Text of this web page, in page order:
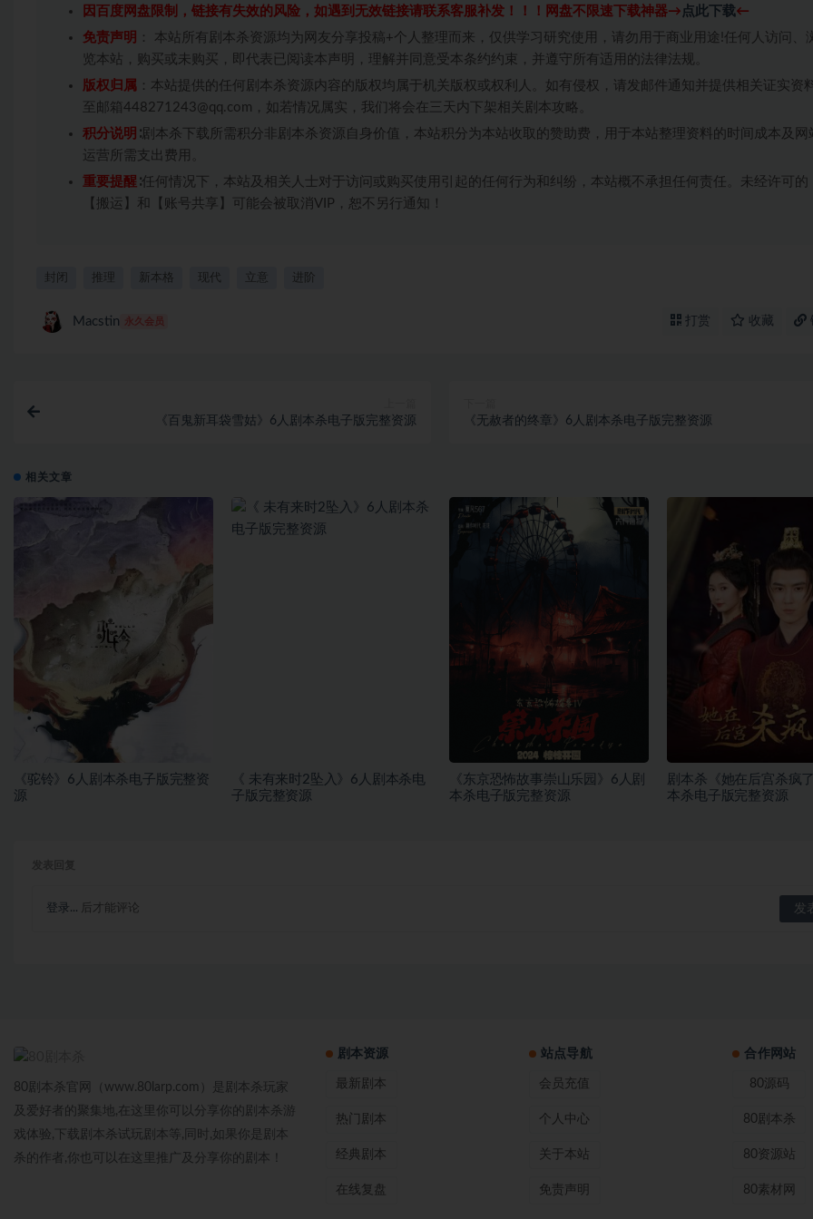
因百度网盘限制，链接有失效的风险，如遇到无效链接请联系客服补发！！！网盘不限速下载神器→ 点此下载←
免责声明 ： 本站所有剧本杀资源均为网友分享投稿+个人整理而来，仅供学习研究使用，请勿用于商业用途!任何人访问、
览本站，购买或未购买，即代表已阅读本声明，理解并同意受本条约约束，并遵守所有适用的法律法规。
版权归属 ：本站提供的任何剧本杀资源内容的版权均属于机关版权或权利人。如有侵权，请发邮件通知并提供相关证实资
至邮箱448271243@qq.com，如若情况属实，我们将会在三天内下架相关剧本攻略。
积分说明 ∶剧本杀下载所需积分非剧本杀资源自身价值，本站积分为本站收取的赞助费，用于本站整理资料的时间成本及网
运营所需支出费用。
重要提醒 ∶任何情况下，本站及相关人士对于访问或购买使用引起的任何行为和纠纷，本站概不承担任何责任。未经许可的
【搬运】和【账号共享】可能会被取消VIP，恕不另行通知！
封闭 推理 新本格 现代 立意 进阶
Macstin 永久会员 打赏 收藏
《百鬼新耳袋雪姑》6人剧本杀电子版完整资源 《无赦者的终章》6人剧本杀电子版完整资源
相关文章
《驼铃》6人剧本杀电子版完整资
源
《 未有来时2坠入》6人剧本杀电
子版完整资源
《东京恐怖故事崇山乐园》6人剧
本杀电子版完整资源
剧本杀《她在后宫杀疯
本杀电子版完整资源
登录... 后才能评论
80剧本杀官网（www.80larp.com）是剧本杀玩家
及爱好者的聚集地,在这里你可以分享你的剧本杀游
戏体验,下载剧本杀试玩剧本等,同时,如果你是剧本
杀的作者,你也可以在这里推广及分享你的剧本！
剧本资源
最新剧本
热门剧本
经典剧本
在线复盘
站点导航
会员充值
个人中心
关于本站
免责声明
合作网站
80源码
80剧本杀
80资源站
80素材网